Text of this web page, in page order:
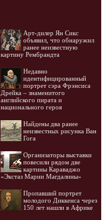
Арт-дилер Ян Сикс
объявил, что обнаружил
ранее неизвестную
картину Рембрандта
Недавно
идентифицированный
портрет сэра Фрэнсиса
Дрейка – знаменитого
английского пирата и
национального героя
Найдены два ранее
неизвестных рисунка Ван
Гога
Организаторы выставки
повесили рядом две
картины Караваджо
«Экстаз Марии Магдалины»
Пропавший портрет
молодого Диккенса через
150 лет нашли в Африке